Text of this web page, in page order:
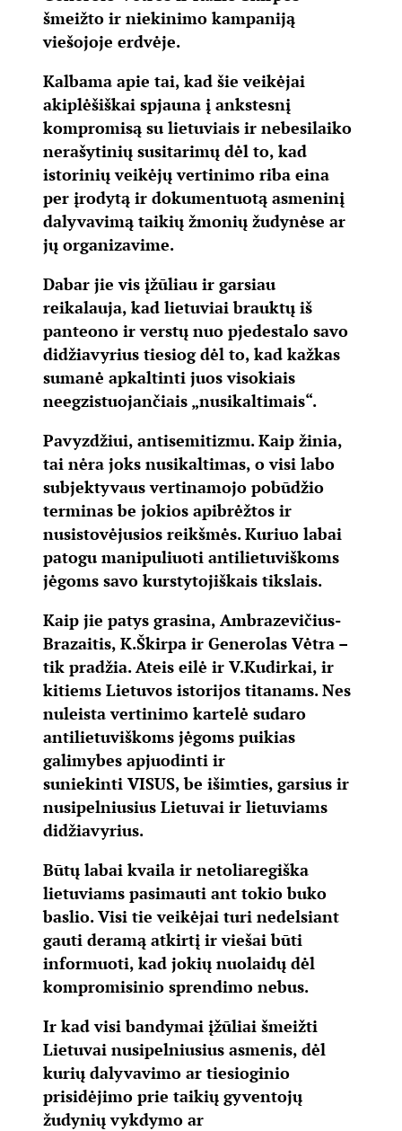
šmeižto ir niekinimo kampaniją
viešojoje erdvėje.
Kalbama apie tai, kad šie veikėjai
akiplėšiškai spjauna į ankstesnį
kompromisą su lietuviais ir nebesilaiko
nerašytinių susitarimų dėl to, kad
istorinių veikėjų vertinimo riba eina
per įrodytą ir dokumentuotą asmeninį
dalyvavimą taikių žmonių žudynėse ar
jų organizavime.
Dabar jie vis įžūliau ir garsiau
reikalauja, kad lietuviai brauktų iš
panteono ir verstų nuo pjedestalo savo
didžiavyrius tiesiog dėl to, kad kažkas
sumanė apkaltinti juos visokiais
neegzistuojančiais „nusikaltimais“.
Pavyzdžiui, antisemitizmu. Kaip žinia,
tai nėra joks nusikaltimas, o visi labo
subjektyvaus vertinamojo pobūdžio
terminas be jokios apibrėžtos ir
nusistovėjusios reikšmės. Kuriuo labai
patogu manipuliuoti antilietuviškoms
jėgoms savo kurstytojiškais tikslais.
Kaip jie patys grasina, Ambrazevičius-
Brazaitis, K.Škirpa ir Generolas Vėtra –
tik pradžia. Ateis eilė ir V.Kudirkai, ir
kitiems Lietuvos istorijos titanams. Nes
nuleista vertinimo kartelė sudaro
antilietuviškoms jėgoms puikias
galimybes apjuodinti ir
suniekinti VISUS, be išimties, garsius ir
nusipelniusius Lietuvai ir lietuviams
didžiavyrius.
Būtų labai kvaila ir netoliaregiška
lietuviams pasimauti ant tokio buko
baslio. Visi tie veikėjai turi nedelsiant
gauti deramą atkirtį ir viešai būti
informuoti, kad jokių nuolaidų dėl
kompromisinio sprendimo nebus.
Ir kad visi bandymai įžūliai šmeižti
Lietuvai nusipelniusius asmenis, dėl
kurių dalyvavimo ar tiesioginio
prisidėjimo prie taikių gyventojų
žudynių vykdymo ar